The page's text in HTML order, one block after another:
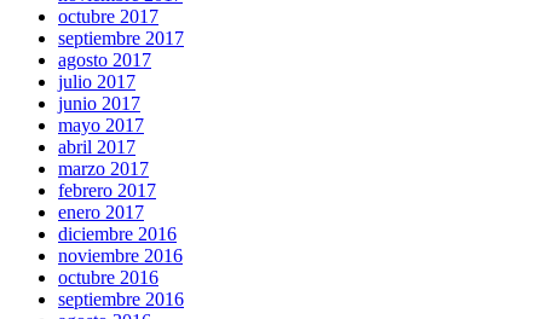
octubre 2017
septiembre 2017
agosto 2017
julio 2017
junio 2017
mayo 2017
abril 2017
marzo 2017
febrero 2017
enero 2017
diciembre 2016
noviembre 2016
octubre 2016
septiembre 2016